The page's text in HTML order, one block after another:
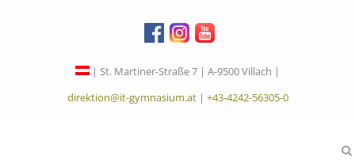
| St. Martiner-Straße 7 | A-9500 Villach |
direktion@it-gymnasium.at| +43-4242-56305-0